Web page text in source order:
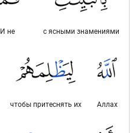
с ясными знамениями
И не
Аллах
чтобы притеснять их